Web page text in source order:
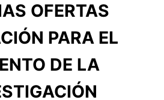
OFERTAS
PARA EL
DE LA